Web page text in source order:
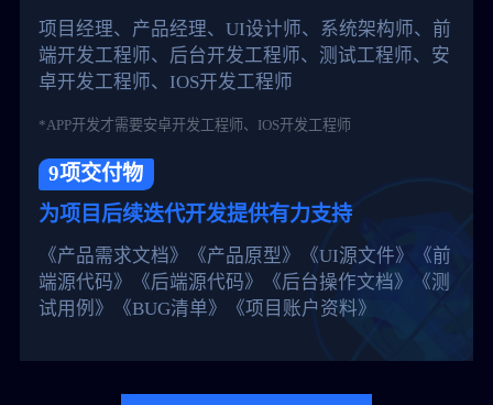
项目经理、产品经理、UI设计师、系统架构师、前
端开发工程师、后台开发工程师、测试工程师、安
卓开发工程师、IOS开发工程师
*APP开发才需要安卓开发工程师、IOS开发工程师
9项交付物
为项目后续迭代开发提供有力支持
《产品需求文档》《产品原型》《UI源文件》《前
端源代码》《后端源代码》《后台操作文档》《测
试用例》《BUG清单》《项目账户资料》